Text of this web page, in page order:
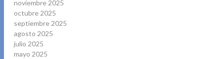
noviembre 2025
octubre 2025
septiembre 2025
agosto 2025
julio 2025
mayo 2025